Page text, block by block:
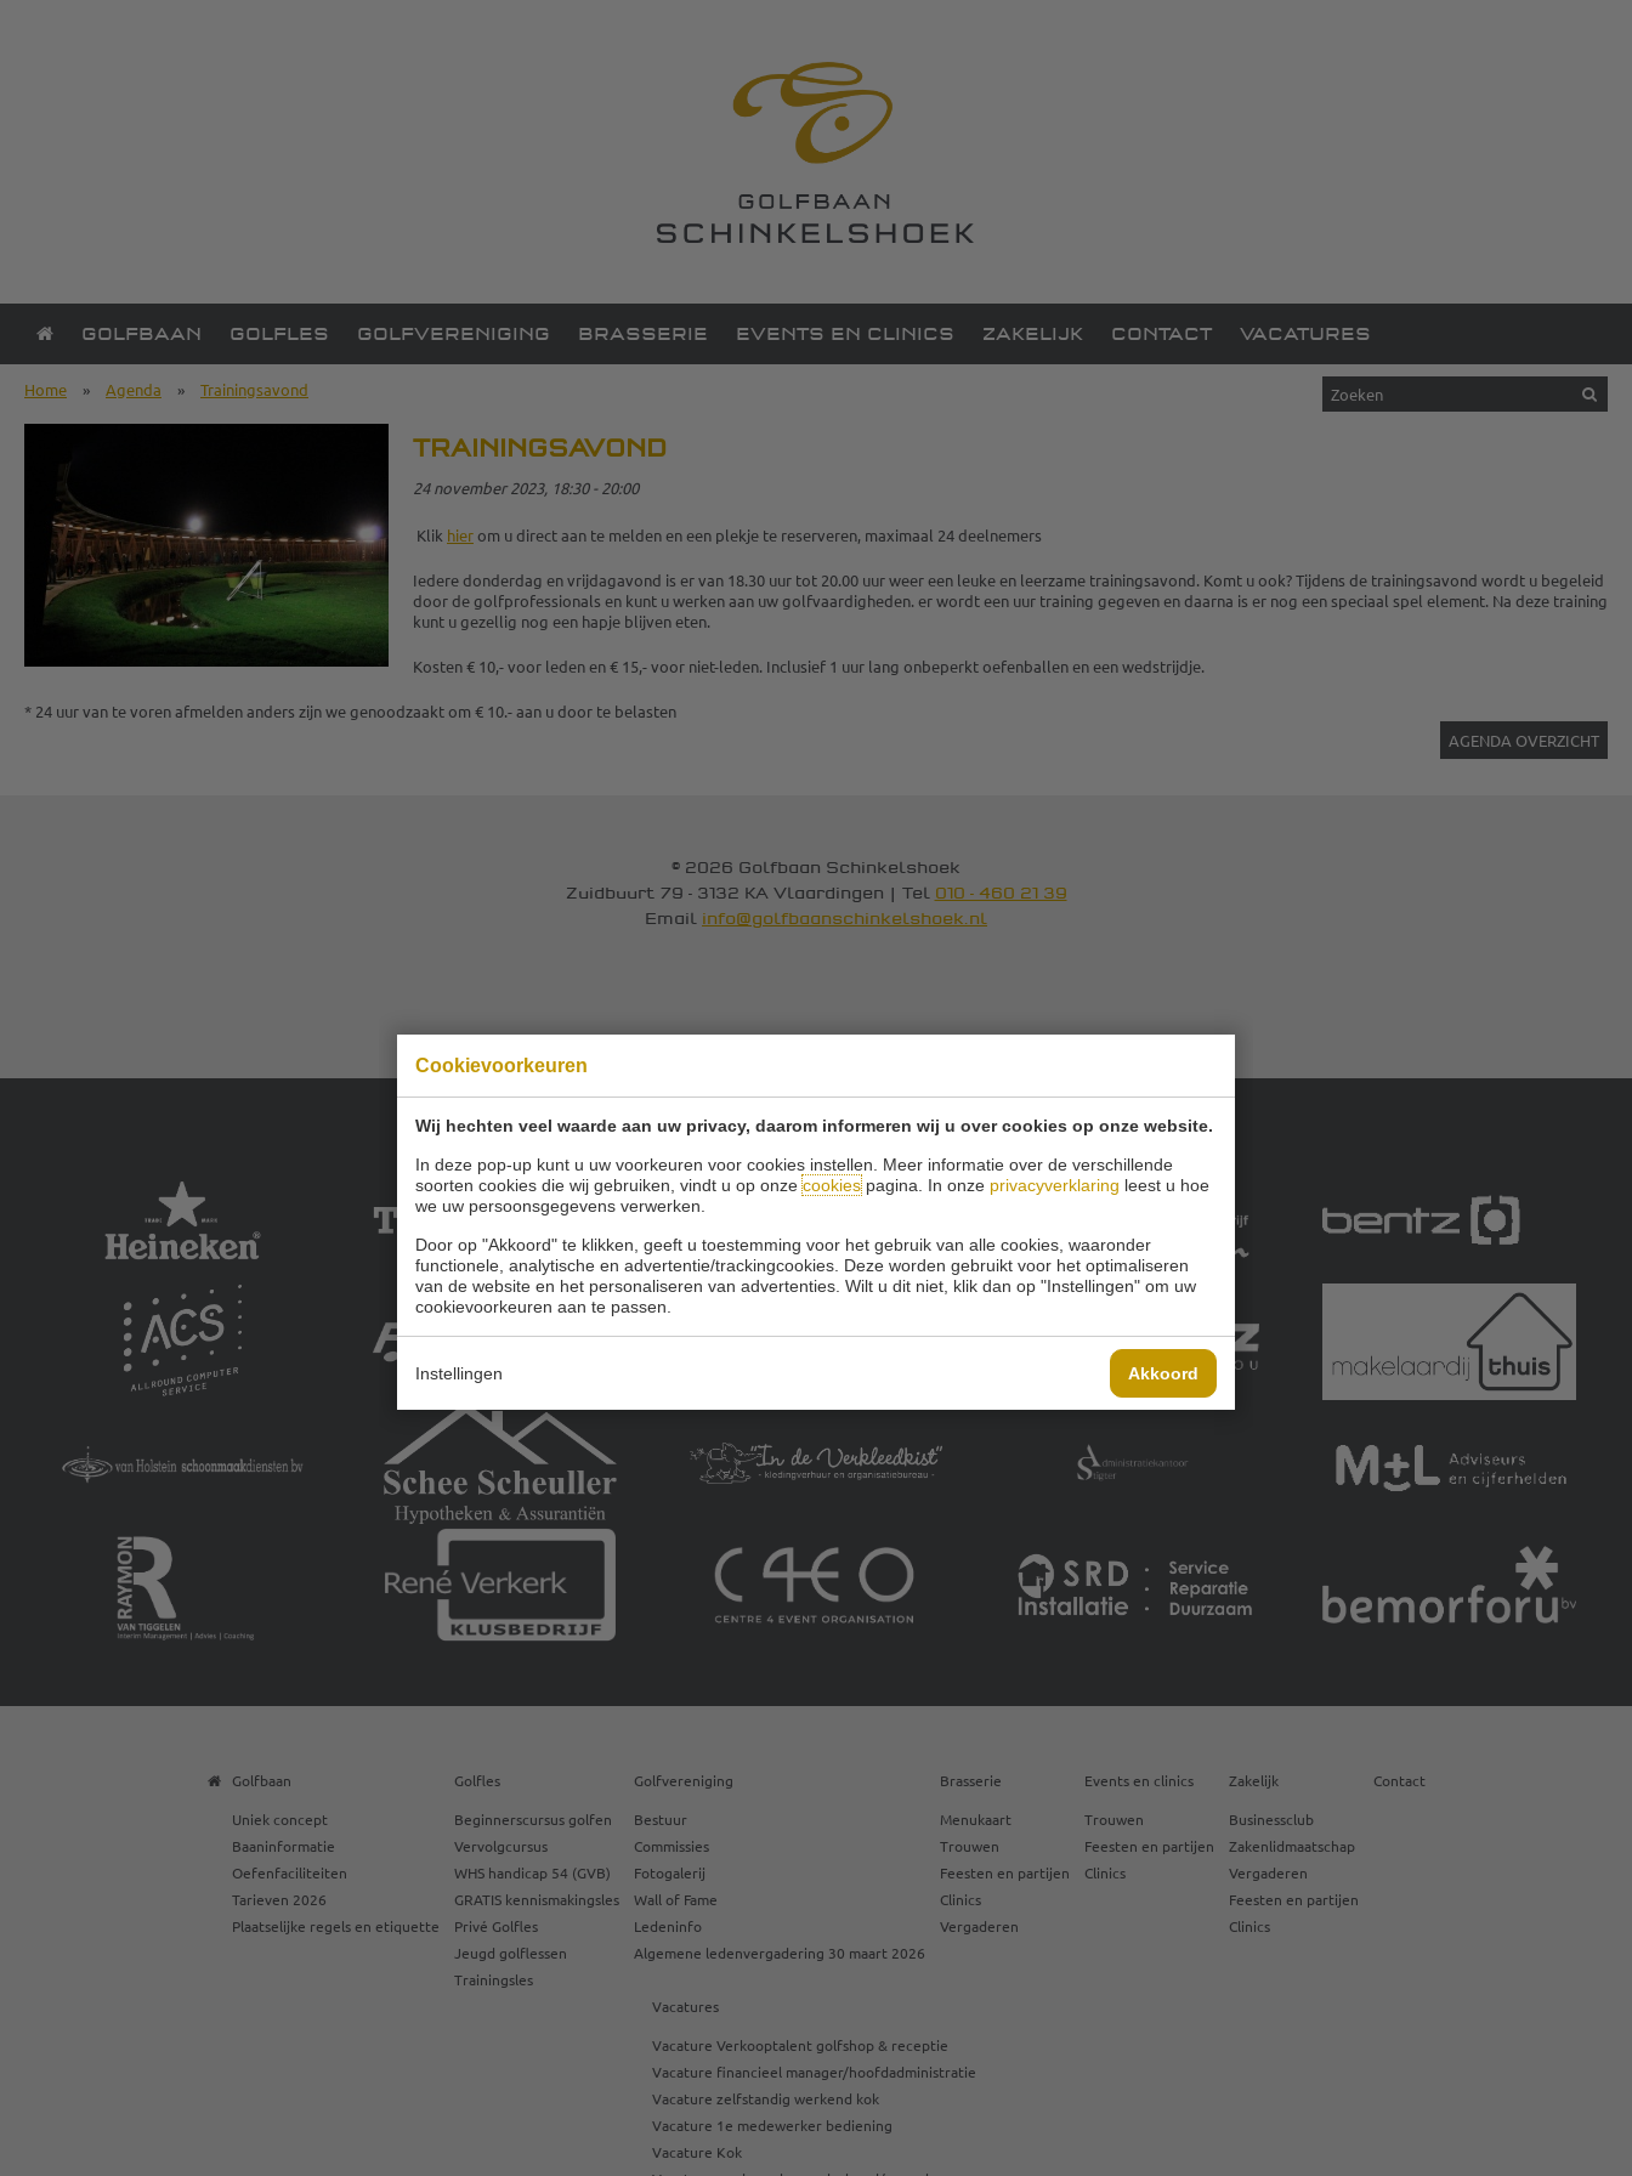
Cookievoorkeuren
Wij hechten veel waarde aan uw privacy, daarom informeren wij u over cookies op onze website.
In deze pop-up kunt u uw voorkeuren voor cookies instellen. Meer informatie over de verschillende
soorten cookies die wij gebruiken, vindt u op onzecookiespagina. In onze privacyverklaring leest u hoe
we uw persoonsgegevens verwerken.
Door op "Akkoord" te klikken, geeft u toestemming voor het gebruik van alle cookies, waaronder
functionele, analytische en advertentie/trackingcookies. Deze worden gebruikt voor het optimaliseren
van de website en het personaliseren van advertenties. Wilt u dit niet, klik dan op "Instellingen" om uw
cookievoorkeuren aan te passen.
Instellingen Akkoord
GOLFBAAN GOLFLES GOLFVERENIGING BRASSERIE EVENTS EN CLINICS ZAKELIJK CONTACT VACATURES
Home » Agenda » Trainingsavond
TRAININGSAVOND
24 november 2023, 18:30 - 20:00
Klik hierom u direct aan te melden en een plekje te reserveren, maximaal 24 deelnemers
Iedere donderdag en vrijdagavond is er van 18.30 uur tot 20.00 uur weer een leuke en leerzame trainingsavond. Komt u ook? Tijdens de trainingsavond wordt u begeleid
door de golfprofessionals en kunt u werken aan uw golfvaardigheden. er wordt een uur training gegeven en daarna is er nog een speciaal spel element. Na deze training
kunt u gezellig nog een hapje blijven eten.
Kosten € 10,- voor leden en € 15,- voor niet-leden. Inclusief 1 uur lang onbeperkt oefenballen en een wedstrijdje.
* 24 uur van te voren afmelden anders zijn we genoodzaakt om € 10.- aan u door te belasten
AGENDA OVERZICHT
© 2026 Golfbaan Schinkelshoek
Zuidbuurt 79 - 3132 KA Vlaardingen | Tel 010 - 460 21 39
Email info@golfbaanschinkelshoek.nl
Golfbaan
Uniek concept
Baaninformatie
Oefenfaciliteiten
Tarieven 2026
Plaatselijke regels en etiquette
Golfles
Beginnerscursus golfen
Vervolgcursus
WHS handicap 54 (GVB)
GRATIS kennismakingsles
Privé Golfles
Jeugd golflessen
Trainingsles
Golfvereniging
Bestuur
Commissies
Fotogalerij
Wall of Fame
Ledeninfo
Algemene ledenvergadering 30 maart 2026
Brasserie
Menukaart
Trouwen
Feesten en partijen
Clinics
Vergaderen
Events en clinics
Trouwen
Feesten en partijen
Clinics
Zakelijk
Businessclub
Zakenlidmaatschap
Vergaderen
Feesten en partijen
Clinics
Contact
Vacatures
Vacature Verkooptalent golfshop & receptie
Vacature financieel manager/hoofdadministratie
Vacature zelfstandig werkend kok
Vacature 1e medewerker bediening
Vacature Kok